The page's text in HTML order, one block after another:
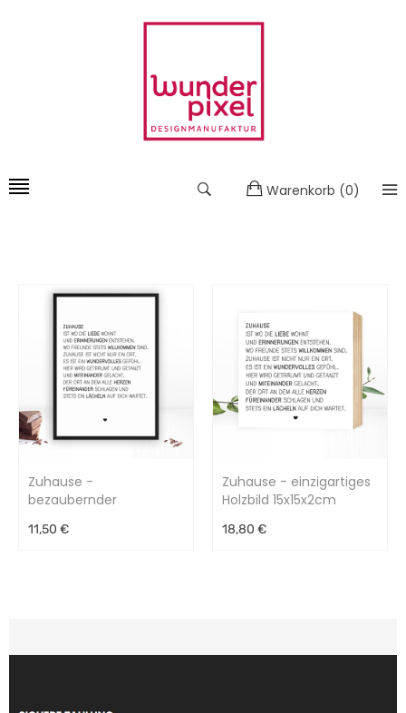
Warenkorb (0)
Zuhause -
bezaubernder
11,50 €
Zuhause - einzigartiges
Holzbild 15x15x2cm
18,80 €